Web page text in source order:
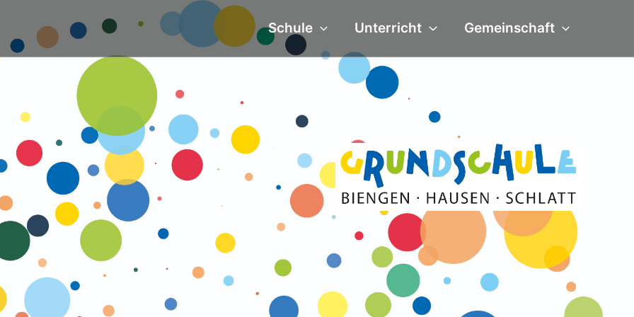
Schule Unterricht Gemeinschaft